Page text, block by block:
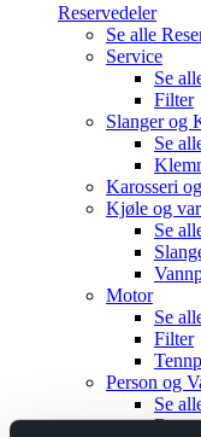
Reservedeler
Se alle
Service
Se
Filter
Slanger og
Se
Karosseri
Kjøle og
Se
Motor
Se
Filter
Person og
Se